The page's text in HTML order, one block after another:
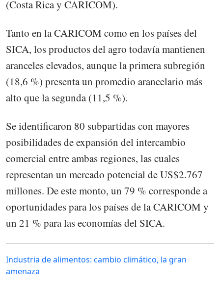
(Costa Rica y CARICOM).
Tanto en la CARICOM como en los países del
SICA, los productos del agro todavía mantienen
aranceles elevados, aunque la primera subregión
(18,6 %) presenta un promedio arancelario más
alto que la segunda (11,5 %).
Se identificaron 80 subpartidas con mayores
posibilidades de expansión del intercambio
comercial entre ambas regiones, las cuales
representan un mercado potencial de US$2.767
millones. De este monto, un 79 % corresponde a
oportunidades para los países de la CARICOM y
un 21 % para las economías del SICA.
Industria de alimentos: cambio climático, la gran
amenaza